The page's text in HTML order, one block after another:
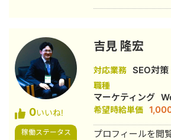
おりますので、お
い。 https://lb-
【プロフィール】
いただきありがと
身、実際に建築土
の職種で作業服を
りました。その後
めたインターネッ
17年。SEOアフィ
0いいね!
稼働ステータス
吉見 隆宏
対応業務 SEO対
職種
マーケティング
希望時給単価
プロフィールを閲